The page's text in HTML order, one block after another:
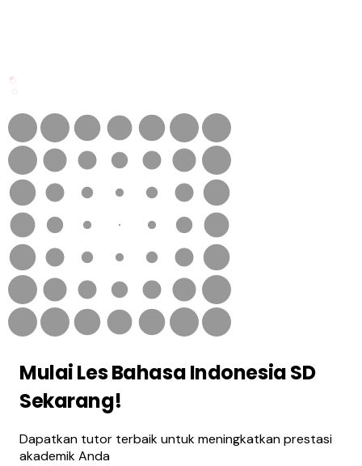
Mulai Les Bahasa Indonesia SD
Sekarang!
Dapatkan tutor terbaik untuk meningkatkan prestasi
akademik Anda